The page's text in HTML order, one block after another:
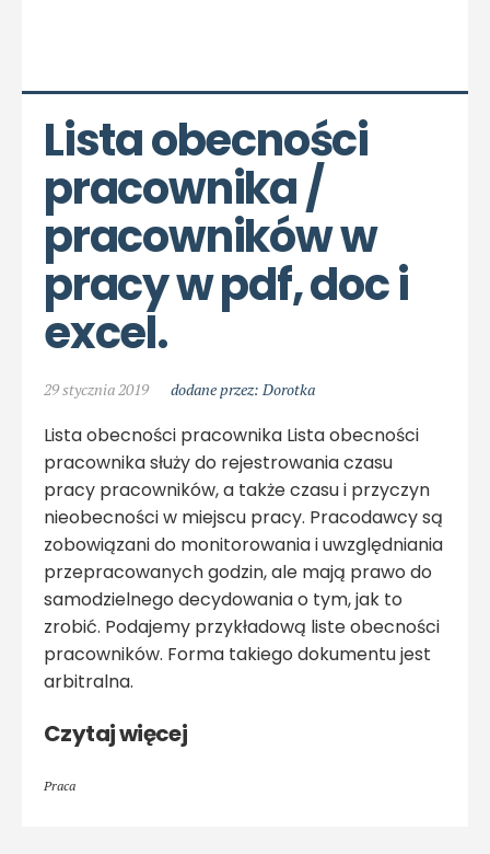
Lista obecności
pracownika /
pracowników w
pracy w pdf, doc i
excel.
29 stycznia 2019 dodane przez: Dorotka
Lista obecności pracownika Lista obecności
pracownika służy do rejestrowania czasu
pracy pracowników, a także czasu i przyczyn
nieobecności w miejscu pracy. Pracodawcy są
zobowiązani do monitorowania i uwzględniania
przepracowanych godzin, ale mają prawo do
samodzielnego decydowania o tym, jak to
zrobić. Podajemy przykładową liste obecności
pracowników. Forma takiego dokumentu jest
arbitralna.
Czytaj więcej
Praca